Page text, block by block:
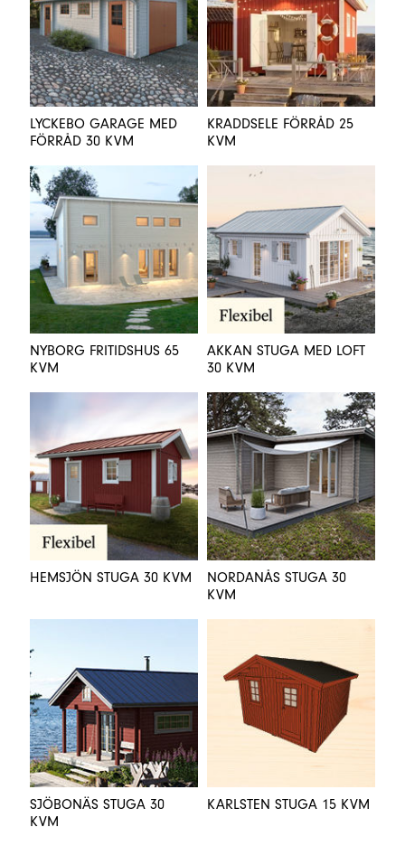
LYCKEBO GARAGE MED
FÖRRÅD 30 KVM
KRADDSELE FÖRRÅD 25
KVM
NYBORG FRITIDSHUS 65
KVM
AKKAN STUGA MED LOFT
30 KVM
HEMSJÖN STUGA 30 KVM
NORDANÅS STUGA 30
KVM
SJÖBONÄS STUGA 30
KVM
KARLSTEN STUGA 15 KVM